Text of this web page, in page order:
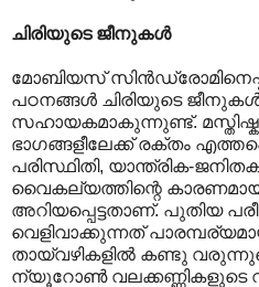
ചിരിയുടെ ജീനുകൾ
മോബിയസ്
പഠനങ്ങൾ ചിരിയുടെ ജീനുകൾ
സഹായകമാകുന്നുണ്ട്.
ഭാഗങ്ങളീലേക്ക് രക്തം
പരിസ്ഥിതി, യാന്ത്രിക-
വൈകല്യത്തിന്റെ
അറിയപ്പെട്ടതാണ്. പുതിയ
വെളിവാക്കുന്നത്
തായ്‌വഴികളിൽ കണ്ടു
ന്യൂറോൺ വലക്കണ്ണികളുടെ